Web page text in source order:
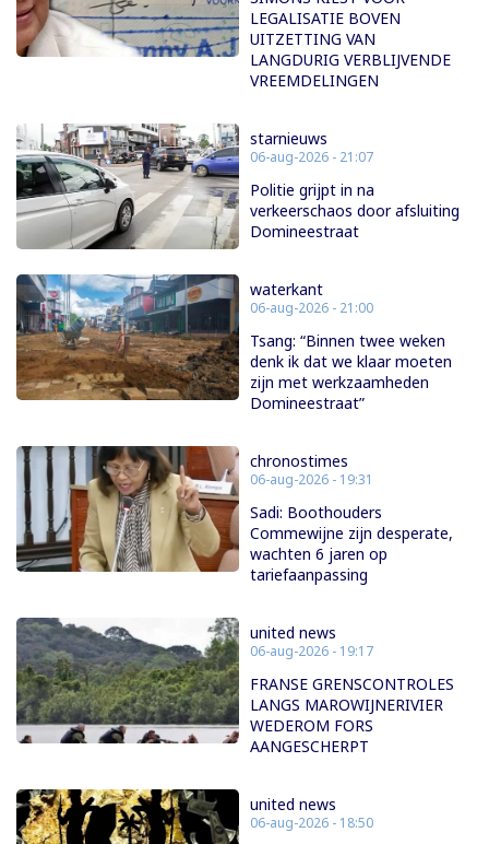
LEGALISATIE BOVEN
UITZETTING VAN
LANGDURIG VERBLIJVENDE
VREEMDELINGEN
starnieuws
06-aug-2026 - 21:07
Politie grijpt in na
verkeerschaos door afsluiting
Domineestraat
waterkant
06-aug-2026 - 21:00
Tsang: “Binnen twee weken
denk ik dat we klaar moeten
zijn met werkzaamheden
Domineestraat”
chronostimes
06-aug-2026 - 19:31
Sadi: Boothouders
Commewijne zijn desperate,
wachten 6 jaren op
tariefaanpassing
united news
06-aug-2026 - 19:17
FRANSE GRENSCONTROLES
LANGS MAROWIJNERIVIER
WEDEROM FORS
AANGESCHERPT
united news
06-aug-2026 - 18:50